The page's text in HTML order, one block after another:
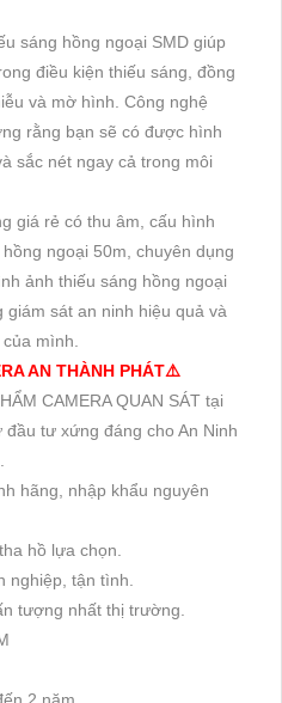
sáng hồng ngoại SMD giúp
điều kiện thiếu sáng, đồng
và mờ hình. Công nghệ
rằng bạn sẽ có được hình
sắc nét ngay cả trong môi
giá rẻ có thu âm, cấu hình
ngoại 50m, chuyên dụng
ảnh thiếu sáng hồng ngoại
giám sát an ninh hiệu quả và
mình.
AN THÀNH PHÁT⚠️
CAMERA QUAN SÁT tại
tư xứng đáng cho An Ninh
hãng, nhập khẩu nguyên
hồ lựa chọn.
nghiệp, tận tình.
tượng nhất thị trường.